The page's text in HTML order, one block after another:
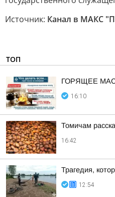
Источник: Канал в МАКС
ТОП
ГОРЯЩЕЕ
16:10
Томичам
16:42
Трагедия,
12:54